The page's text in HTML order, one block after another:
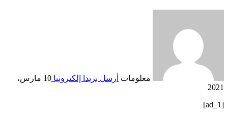
معلومات أرسل بريدا إلكترونيا
10 مارس،
2021
[ad_1]